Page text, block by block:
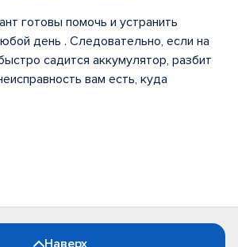
готовы помочь и устранить
день . Следовательно, если на
садится аккумулятор, разбит
вам есть, куда
Наверх